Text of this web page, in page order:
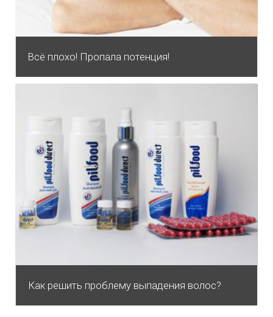
Всё плохо! Пропала потенция!
Как решить проблему выпадения волос?